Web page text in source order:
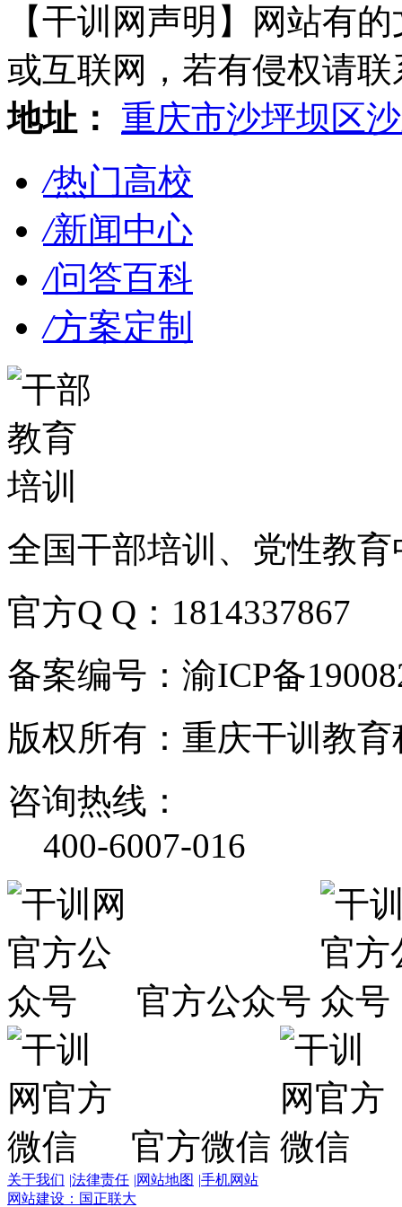
【干训网声明】网站有
或互联网，若有侵权请联
地址：
重庆市沙坪坝区
/热门高校
/新闻中心
/问答百科
/方案定制
全国干部培训、党性教
官方Q Q：1814337867
备案编号：渝ICP备
版权所有：重庆干训教
咨询热线：
400-6007-016
官方公众号
官方微信
关于我们 |法律责任 |网站地图 |手机网站
网站建设：国正联大